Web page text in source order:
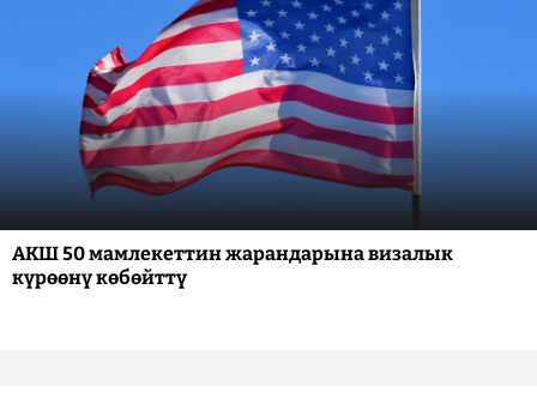
АКШ 50 мамлекеттин жарандарына визалык
күрөөнү көбөйттү